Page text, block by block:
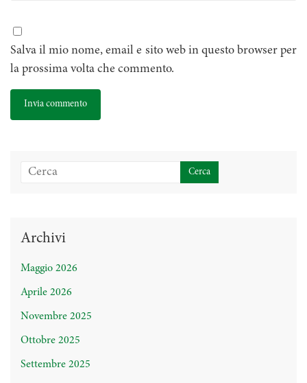
Salva il mio nome, email e sito web in questo browser per
la prossima volta che commento.
Archivi
Maggio 2026
Aprile 2026
Novembre 2025
Ottobre 2025
Settembre 2025